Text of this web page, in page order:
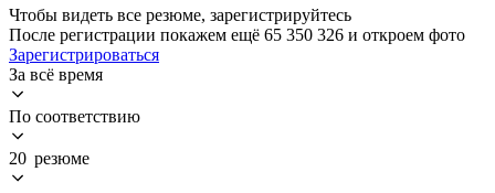
Чтобы видеть все резюме, зарегистрируйтесь
После регистрации покажем ещё 65 350 326 и откроем фото
Зарегистрироваться
За всё время
По соответствию
20 резюме